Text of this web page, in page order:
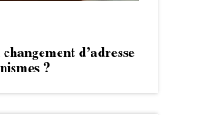
d’adresse
?